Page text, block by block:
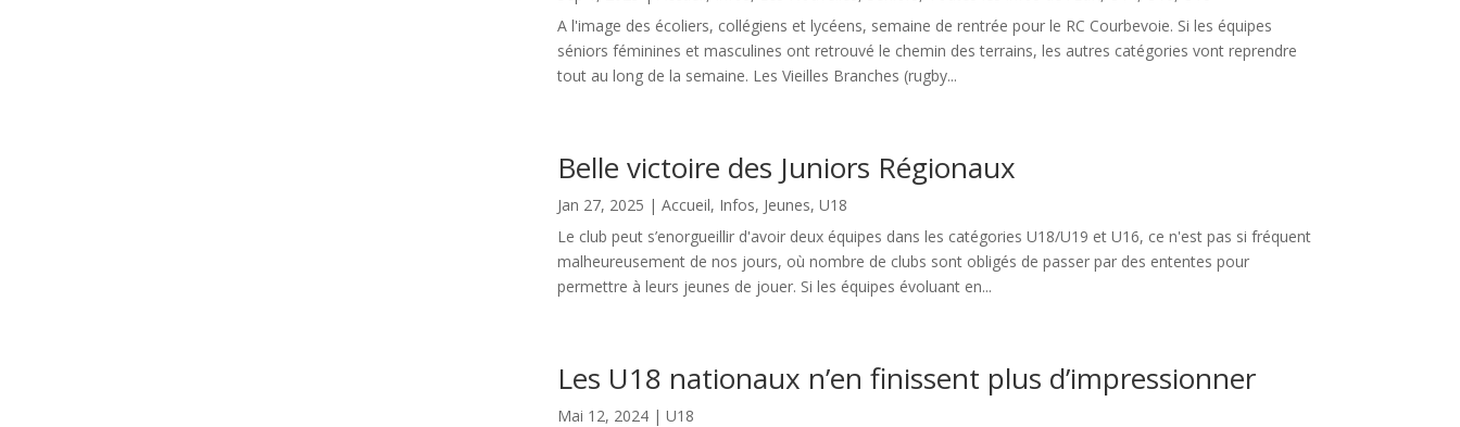
A l'image des écoliers, collégiens et lycéens, semaine de rentrée pour le RC Courbevoie. Si les équipes
séniors féminines et masculines ont retrouvé le chemin des terrains, les autres catégories vont reprendre
tout au long de la semaine. Les Vieilles Branches (rugby...
Belle victoire des Juniors Régionaux
Jan 27, 2025 | Accueil, Infos, Jeunes, U18
Le club peut s’enorgueillir d'avoir deux équipes dans les catégories U18/U19 et U16, ce n'est pas si fréquent
malheureusement de nos jours, où nombre de clubs sont obligés de passer par des ententes pour
permettre à leurs jeunes de jouer. Si les équipes évoluant en...
Les U18 nationaux n’en finissent plus d’impressionner
Mai 12, 2024| U18